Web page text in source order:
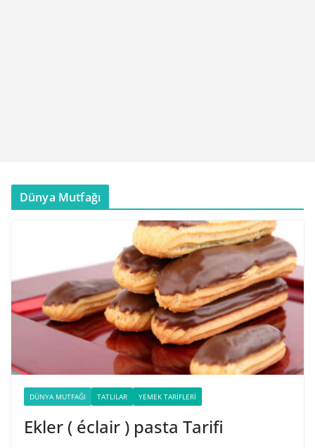
Dünya Mutfağı
DÜNYA MUTFAĞI TATLILAR YEMEK TARIFLERI
Ekler ( éclair ) pasta Tarifi